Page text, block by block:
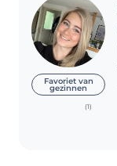
Favoriet van
gezinnen
(1)